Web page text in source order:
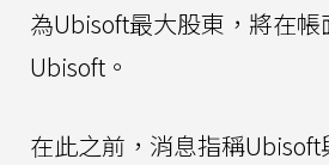
為Ubisoft最大股東，將在
Ubisoft。
在此之前，消息指稱